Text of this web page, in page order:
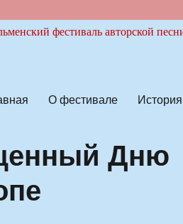
О фестивале История
Дню